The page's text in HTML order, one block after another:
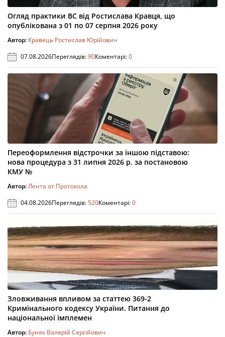
Огляд практики ВС від Ростислава Кравця, що
опублікована з 01 по 07 серпня 2026 року
Автор: Кравець Ростислав Юрійович
07.08.2026Переглядів:90Коментарі:0
Переоформлення відстрочки за іншою підставою:
нова процедура з 31 липня 2026 р. за постановою
КМУ №
Автор:Лента от Протокола
04.08.2026Переглядів:520Коментарі:0
Зловживання впливом за статтею 369-2
Кримінального кодексу України. Питання до
національної імплемен
Автор: Буняк Валерій Сергійович